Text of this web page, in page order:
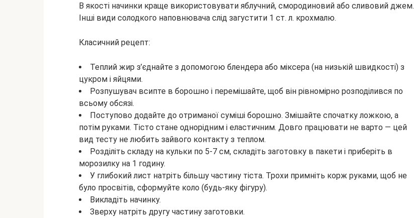
В якості начинки краще використовувати яблучний, смородиновий або сливовий джем.
Інші види солодкого наповнювача слід загустити 1 ст. л. крохмалю.
Класичний рецепт:
Теплий жир з’єднайте з допомогою блендера або міксера (на низькій швидкості) з
цукром і яйцями.
Розпушувач всипте в борошно і перемішайте, щоб він рівномірно розподілився по
всьому обсязі.
Поступово додайте до отриманої суміші борошно. Змішайте спочатку ложкою, а
потім руками. Тісто стане однорідним і еластичним. Довго працювати не варто — цей
вид тесту не любить зайвого контакту з теплом.
Розділіть складу на кульки по 5-7 см, складіть заготовку в пакети і приберіть в
морозилку на 1 годину.
У глибокий лист натріть більшу частину тіста. Трохи примніть корж руками, щоб не
було просвітів, сформуйте коло (будь-яку фігуру).
Викладіть начинку.
Зверху натріть другу частину заготовки.